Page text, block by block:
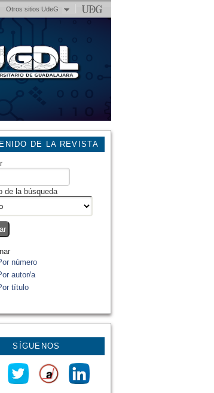
Otros sitios UdeG
DE LA REVISTA
de la búsqueda
número
autor/a
título
SÍGUENOS